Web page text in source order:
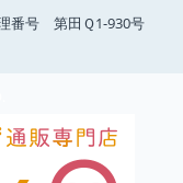
番号 第田Ｑ1-930号